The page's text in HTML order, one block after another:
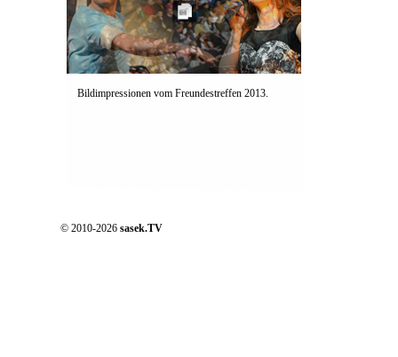
Bildimpressionen vom Freundestreffen 2013.
© 2010-2026 sasek.TV